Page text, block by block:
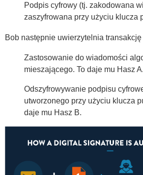
Podpis cyfrowy (tj. zakodowana
zaszyfrowana przy użyciu klucza
Bob następnie uwierzytelnia transakcję
Zastosowanie do wiadomości
mieszającego. To daje mu Hasz A.
Odszyfrowywanie podpisu
utworzonego przy użyciu klucza
daje mu Hasz B.